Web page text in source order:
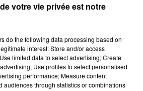
votre vie privée est notre
do the following data processing based on
interest: Store and/or access
limited data to select advertising; Create
Use profiles to select personalised
performance; Measure content
audiences through statistics or combinations